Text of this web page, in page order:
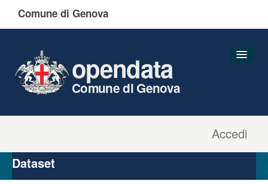
Comune di Genova
Accedi
opendata
Comune di Genova
Organizzazioni
Gruppi
Dataset